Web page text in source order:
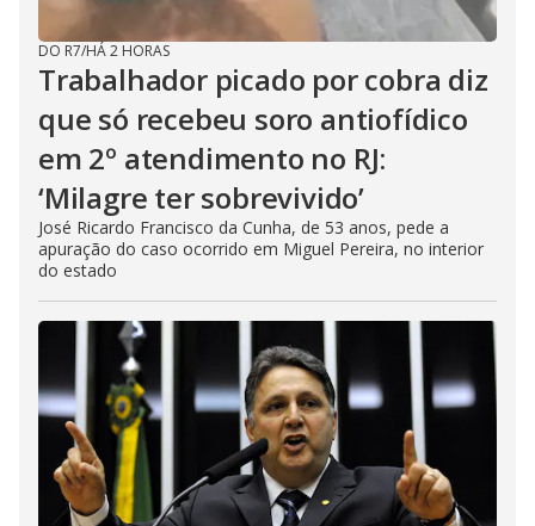
DO R7/HÁ 2 HORAS
Trabalhador picado por cobra diz
que só recebeu soro antiofídico
em 2º atendimento no RJ:
‘Milagre ter sobrevivido’
José Ricardo Francisco da Cunha, de 53 anos, pede a
apuração do caso ocorrido em Miguel Pereira, no interior
do estado